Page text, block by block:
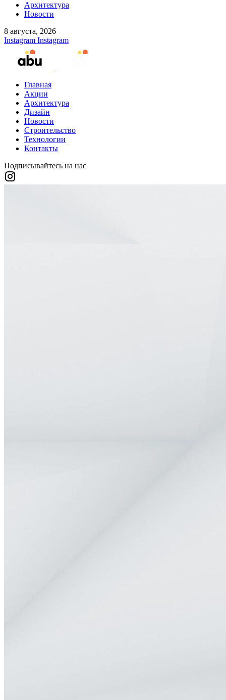
Архитектура
Новости
8 августа, 2026
Instagram Instagram
Главная
Акции
Архитектура
Дизайн
Новости
Строительство
Технологии
Контакты
Подписывайтесь на нас